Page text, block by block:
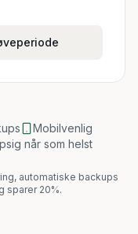
Mobilvenlig
når som helst
automatiske backups
sparer 20%.